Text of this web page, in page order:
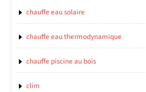
chauffe eau solaire
chauffe eau thermodynamique
chauffe piscine au bois
clim